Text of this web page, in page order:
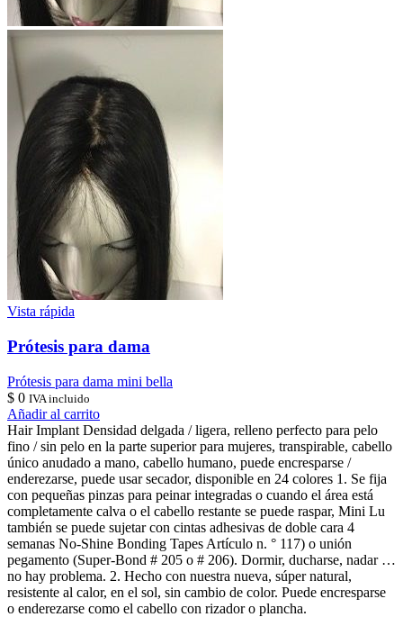
Vista rápida
Prótesis para dama
Prótesis para dama mini bella
$ 0 IVA incluido
Añadir al carrito
Hair Implant Densidad delgada / ligera, relleno perfecto para pelo
fino / sin pelo en la parte superior para mujeres, transpirable, cabello
único anudado a mano, cabello humano, puede encresparse /
enderezarse, puede usar secador, disponible en 24 colores 1. Se fija
con pequeñas pinzas para peinar integradas o cuando el área está
completamente calva o el cabello restante se puede raspar, Mini Lu
también se puede sujetar con cintas adhesivas de doble cara 4
semanas No-Shine Bonding Tapes Artículo n. ° 117) o unión
pegamento (Super-Bond # 205 o # 206). Dormir, ducharse, nadar …
no hay problema. 2. Hecho con nuestra nueva, súper natural,
resistente al calor, en el sol, sin cambio de color. Puede encresparse
o enderezarse como el cabello con rizador o plancha.